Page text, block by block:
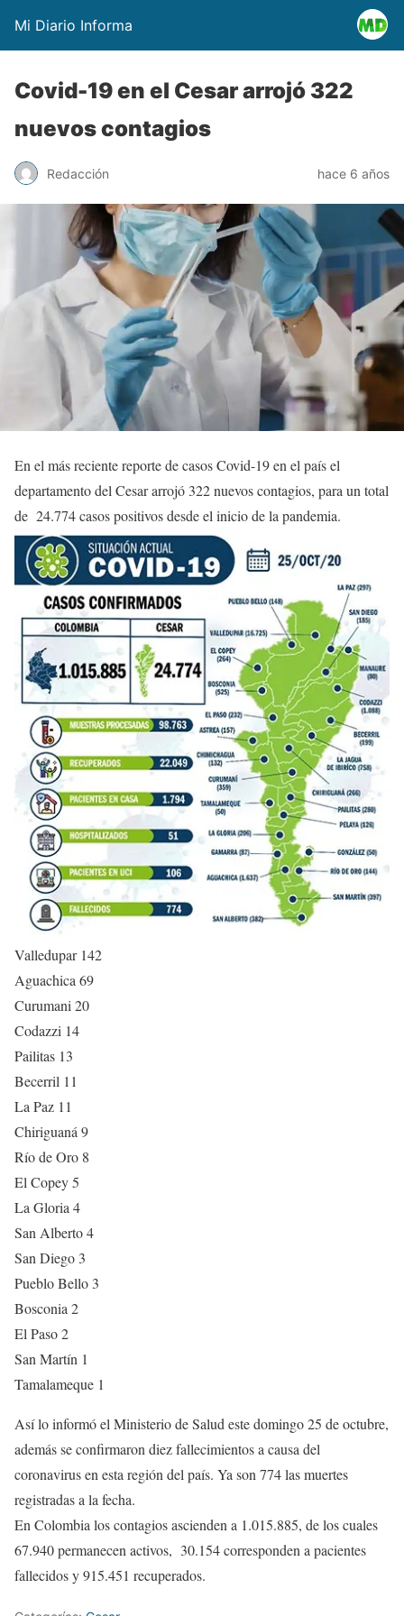
Mi Diario Informa
Covid-19 en el Cesar arrojó 322
nuevos contagios
Redacción hace 6 años
En el más reciente reporte de casos Covid-19 en el país el
departamento del Cesar arrojó 322 nuevos contagios, para un total
de 24.774 casos positivos desde el inicio de la pandemia.
Valledupar 142
Aguachica 69
Curumani 20
Codazzi 14
Pailitas 13
Becerril 11
La Paz 11
Chiriguaná 9
Río de Oro 8
El Copey 5
La Gloria 4
San Alberto 4
San Diego 3
Pueblo Bello 3
Bosconia 2
El Paso 2
San Martín 1
Tamalameque 1
Así lo informó el Ministerio de Salud este domingo 25 de octubre,
además se confirmaron diez fallecimientos a causa del
coronavirus en esta región del país. Ya son 774 las muertes
registradas a la fecha.
En Colombia los contagios ascienden a 1.015.885, de los cuales
67.940 permanecen activos, 30.154 corresponden a pacientes
fallecidos y 915.451 recuperados.